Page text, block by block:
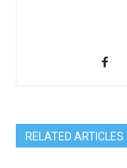
RELATED ARTICLES